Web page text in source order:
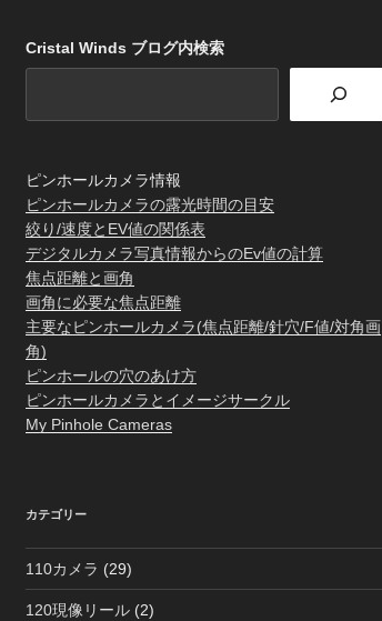
Cristal Winds ブログ内検索
ピンホールカメラ情報
ピンホールカメラの露光時間の目安
絞り/速度とEV値の関係表
デジタルカメラ写真情報からのEv値の計算
焦点距離と画角
画角に必要な焦点距離
主要なピンホールカメラ(焦点距離/針穴/F値/対角画
角)
ピンホールの穴のあけ方
ピンホールカメラとイメージサークル
My Pinhole Cameras
カテゴリー
110カメラ (29)
120現像リール (2)